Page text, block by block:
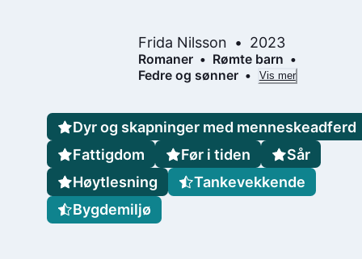
Frida Nilsson 2023
Romaner
Rømte barn
Fedre og sønner
Vis mer
Dyr og skapninger med menneskeadferd
Fattigdom
Før i tiden
Sår
Høytlesning
Tankevekkende
Bygdemiljø